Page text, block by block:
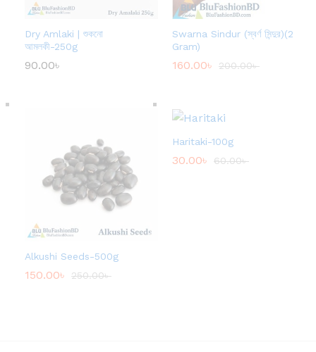
Dry Amlaki | শুকনো
আমলকী-250g
90.00৳
Swarna Sindur (স্বর্ণ সিন্দুর)(2
Gram)
160.00৳ 200.00৳
Alkushi Seeds-500g
150.00৳ 250.00৳
Haritaki-100g
30.00৳ 60.00৳